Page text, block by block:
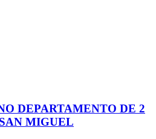
DEPARTAMENTO DE 2
MIGUEL